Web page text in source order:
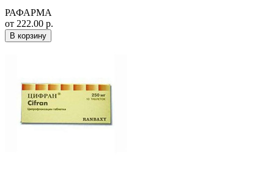
РАФАРМА
от 222.00 р.
В корзину